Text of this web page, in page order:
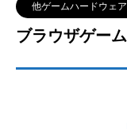
他ゲームハードウェア
ブラウザゲーム